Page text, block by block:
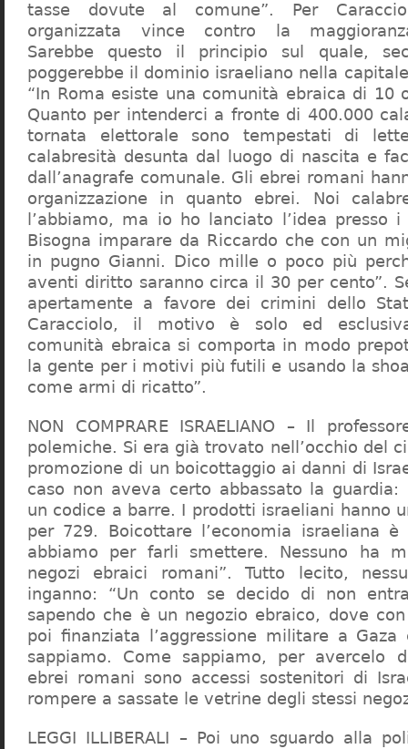
tasse dovute al comune”. Per
organizzata vince contro la
Sarebbe questo il principio sul quale,
poggerebbe il dominio israeliano nella
“In Roma esiste una comunità ebraica di 10
Quanto per intenderci a fronte di 400.000
tornata elettorale sono tempestati di
calabresità desunta dal luogo di nascita e
dall’anagrafe comunale. Gli ebrei romani
organizzazione in quanto ebrei. Noi
l’abbiamo, ma io ho lanciato l’idea presso
Bisogna imparare da Riccardo che con un
in pugno Gianni. Dico mille o poco più
aventi diritto saranno circa il 30 per cento”.
apertamente a favore dei crimini dello
Caracciolo, il motivo è solo ed
comunità ebraica si comporta in modo
la gente per i motivi più futili e usando la
come armi di ricatto”.
NON COMPRARE ISRAELIANO – Il
polemiche. Si era già trovato nell’occhio del
promozione di un boicottaggio ai danni di
caso non aveva certo abbassato la guardia:
un codice a barre. I prodotti israeliani hanno
per 729. Boicottare l’economia israeliana è
abbiamo per farli smettere. Nessuno ha
negozi ebraici romani”. Tutto lecito,
inganno: “Un conto se decido di non
sapendo che è un negozio ebraico, dove
poi finanziata l’aggressione militare a
sappiamo. Come sappiamo, per avercelo
ebrei romani sono accessi sostenitori di
rompere a sassate le vetrine degli stessi
LEGGI ILLIBERALI – Poi uno sguardo alla